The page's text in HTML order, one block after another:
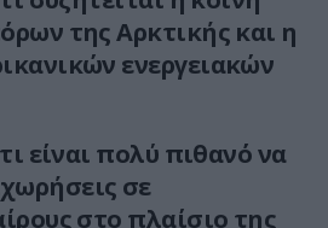
της Αρκτικής και η
ενεργειακών
είναι πολύ πιθανό να
σε
στο πλαίσιο της